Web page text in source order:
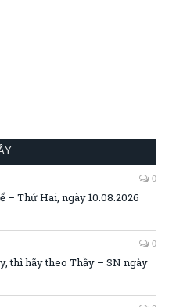
0
– Thứ Hai, ngày 10.08.2026
0
thì hãy theo Thầy – SN ngày